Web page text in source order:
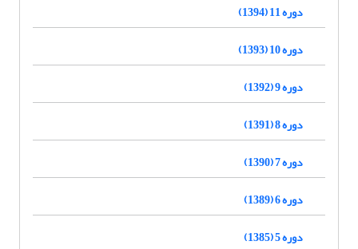
دوره 11 (1394)
دوره 10 (1393)
دوره 9 (1392)
دوره 8 (1391)
دوره 7 (1390)
دوره 6 (1389)
دوره 5 (1385)